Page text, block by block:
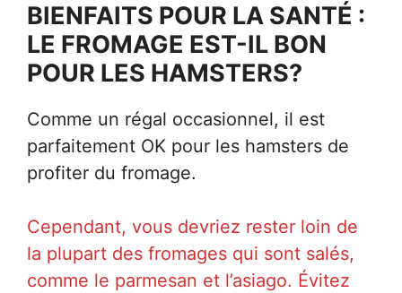
BIENFAITS POUR LA SANTÉ :
LE FROMAGE EST-IL BON
POUR LES HAMSTERS?
Comme un régal occasionnel, il est
parfaitement OK pour les hamsters de
profiter du fromage.
Cependant, vous devriez rester loin de
la plupart des fromages qui sont salés,
comme le parmesan et l’asiago. Évitez